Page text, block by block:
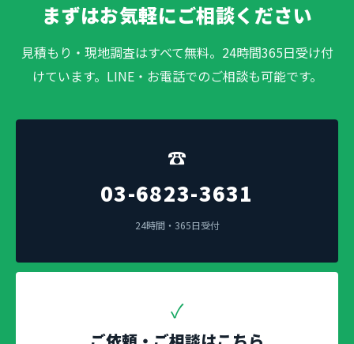
まずはお気軽にご相談ください
見積もり・現地調査はすべて無料。24時間365日受け付
けています。LINE・お電話でのご相談も可能です。
☎
03-6823-3631
24時間・365日受付
✓